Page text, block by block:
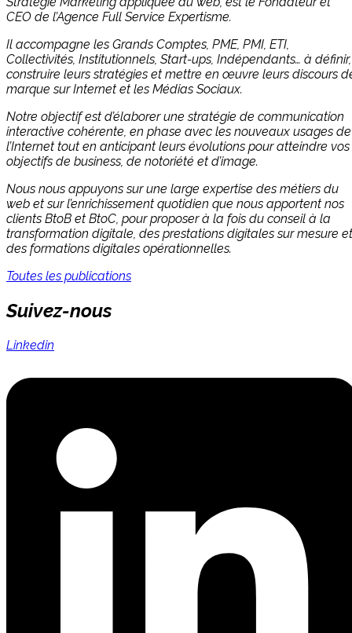
CEO de l’Agence Full Service Expertisme.
Il accompagne les Grands Comptes, PME, PMI, ETI,
Collectivités, Institutionnels, Start-ups, Indépendants… à définir,
construire leurs stratégies et mettre en œuvre leurs discours
marque sur Internet et les Médias Sociaux.
Notre objectif est d’élaborer une stratégie de communication
interactive cohérente, en phase avec les nouveaux usages de
l’Internet tout en anticipant leurs évolutions pour atteindre vos
objectifs de business, de notoriété et d’image.
Nous nous appuyons sur une large expertise des métiers du
web et sur l’enrichissement quotidien que nous apportent nos
clients BtoB et BtoC, pour proposer à la fois du conseil à la
transformation digitale, des prestations digitales sur mesure et
des formations digitales opérationnelles.
Toutes les publications
Suivez-nous
Linkedin